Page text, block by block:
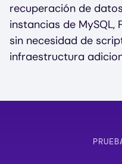
recuperación de
instancias de MySQL,
sin necesidad de
infraestructura